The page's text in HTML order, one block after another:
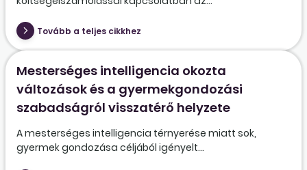
Tovább a teljes cikkhez
Mesterséges intelligencia okozta
változások és a gyermekgondozási
szabadságról visszatérő helyzete
A mesterséges intelligencia térnyerése miatt sok,
gyermek gondozása céljából igényelt...